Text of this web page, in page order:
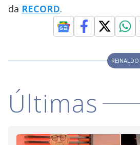
da RECORD.
Últimas